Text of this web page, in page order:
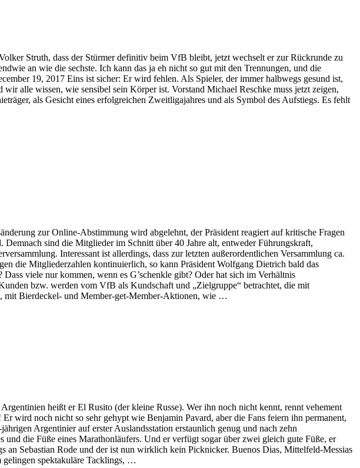
Struth, dass der Stürmer definitiv beim VfB bleibt, jetzt wechselt er zur Rückrunde zu
an wie die sechste. Ich kann das ja eh nicht so gut mit den Trennungen, und die
19, 2017 Eins ist sicher: Er wird fehlen. Als Spieler, der immer halbwegs gesund ist,
alle wissen, wie sensibel sein Körper ist. Vorstand Michael Reschke muss jetzt zeigen,
als Gesicht eines erfolgreichen Zweitligajahres und als Symbol des Aufstiegs. Es fehlt
zur Online-Abstimmung wird abgelehnt, der Präsident reagiert auf kritische Fragen
sind die Mitglieder im Schnitt über 40 Jahre alt, entweder Führungskraft,
Interessant ist allerdings, dass zur letzten außerordentlichen Versammlung ca.
die Mitgliederzahlen kontinuierlich, so kann Präsident Wolfgang Dietrich bald das
viele nur kommen, wenn es G’schenkle gibt? Oder hat sich im Verhältnis
bzw. werden vom VfB als Kundschaft und „Zielgruppe“ betrachtet, die mit
mit Bierdeckel- und Member-get-Member-Aktionen, wie …
heißt er El Rusito (der kleine Russe). Wer ihn noch nicht kennt, rennt vehement
wird noch nicht so sehr gehypt wie Benjamin Pavard, aber die Fans feiern ihn permanent,
Argentinier auf erster Auslandsstation erstaunlich genug und nach zehn
die Füße eines Marathonläufers. Und er verfügt sogar über zwei gleich gute Füße, er
Sebastian Rode und der ist nun wirklich kein Picknicker. Buenos Dias, Mittelfeld-Messias
gelingen spektakuläre Tacklings, …